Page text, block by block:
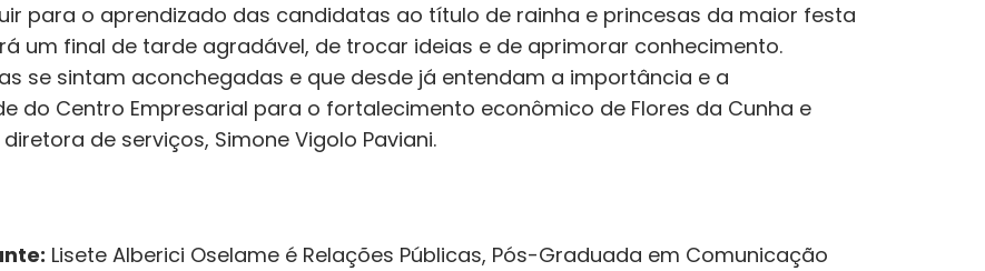
para o aprendizado das candidatas ao título de rainha e princesas da maior festa
um final de tarde agradável, de trocar ideias e de aprimorar conhecimento.
se sintam aconchegadas e que desde já entendam a importância e a
do Centro Empresarial para o fortalecimento econômico de Flores da Cunha e
de serviços, Simone Vigolo Paviani.
Lisete Alberici Oselame é Relações Públicas, Pós-Graduada em Comunicação